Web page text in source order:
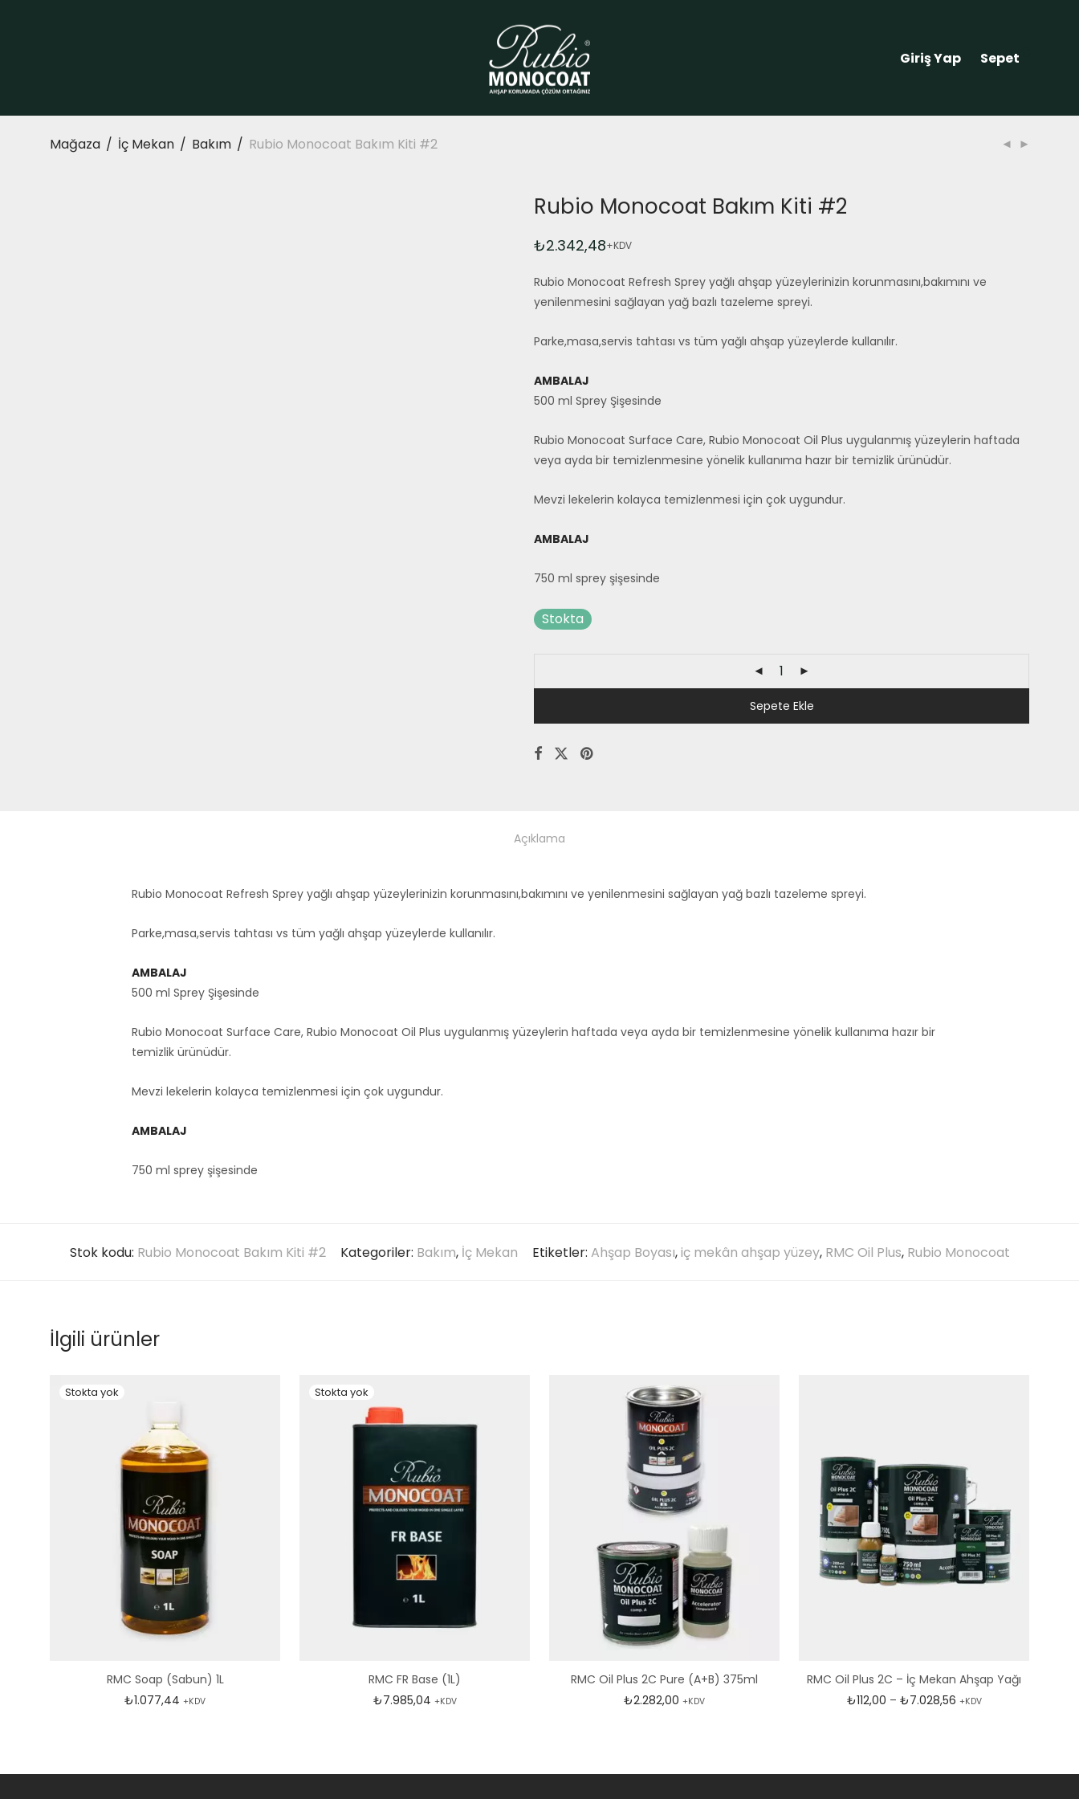
Giriş Yap Sepet
Mağaza / İç Mekan / Bakım / Rubio Monocoat Bakım Kiti #2
Rubio Monocoat Bakım Kiti #2
₺2.342,48+KDV
Rubio Monocoat Refresh Sprey yağlı ahşap yüzeylerinizin korunmasını,bakımını ve
yenilenmesini sağlayan yağ bazlı tazeleme spreyi.
Parke,masa,servis tahtası vs tüm yağlı ahşap yüzeylerde kullanılır.
AMBALAJ
500 ml Sprey Şişesinde
Rubio Monocoat Surface Care, Rubio Monocoat Oil Plus uygulanmış yüzeylerin haftada
veya ayda bir temizlenmesine yönelik kullanıma hazır bir temizlik ürünüdür.
Mevzi lekelerin kolayca temizlenmesi için çok uygundur.
AMBALAJ
750 ml sprey şişesinde
Stokta
Sepete Ekle
Açıklama
Rubio Monocoat Refresh Sprey yağlı ahşap yüzeylerinizin korunmasını,bakımını ve yenilenmesini sağlayan yağ bazlı tazeleme spreyi.
Parke,masa,servis tahtası vs tüm yağlı ahşap yüzeylerde kullanılır.
AMBALAJ
500 ml Sprey Şişesinde
Rubio Monocoat Surface Care, Rubio Monocoat Oil Plus uygulanmış yüzeylerin haftada veya ayda bir temizlenmesine yönelik kullanıma hazır bir
temizlik ürünüdür.
Mevzi lekelerin kolayca temizlenmesi için çok uygundur.
AMBALAJ
750 ml sprey şişesinde
Stok kodu: Rubio Monocoat Bakım Kiti #2 Kategoriler: Bakım, İç Mekan Etiketler: Ahşap Boyası,iç mekân ahşap yüzey, RMC Oil Plus, Rubio Monocoat
İlgili ürünler
RMC Soap (Sabun) 1L
₺1.077,44 +KDV
RMC FR Base (1L)
₺7.985,04 +KDV
RMC Oil Plus 2C Pure (A+B) 375ml
₺2.282,00 +KDV
RMC Oil Plus 2C – İç Mekan Ahşap Yağı
₺112,00 – ₺7.028,56Fiyat aralığı: ₺112,00
+KDV